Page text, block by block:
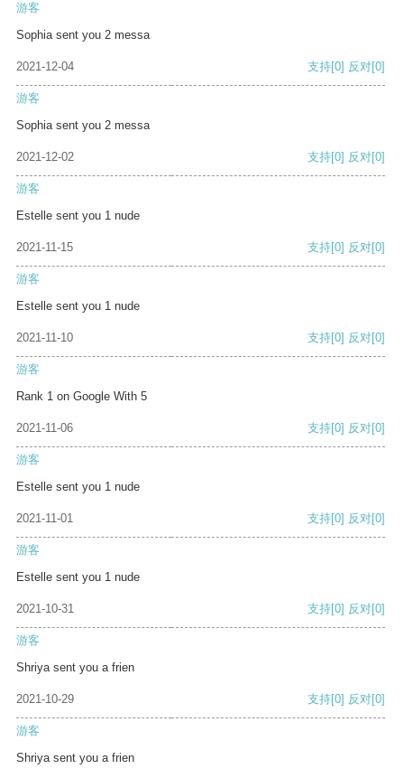
游客
Sophia sent you 2 messa
2021-12-04 支持[0] 反对[0]
游客
Sophia sent you 2 messa
2021-12-02 支持[0] 反对[0]
游客
Estelle sent you 1 nude
2021-11-15 支持[0] 反对[0]
游客
Estelle sent you 1 nude
2021-11-10 支持[0] 反对[0]
游客
Rank 1 on Google With 5
2021-11-06 支持[0] 反对[0]
游客
Estelle sent you 1 nude
2021-11-01 支持[0] 反对[0]
游客
Estelle sent you 1 nude
2021-10-31 支持[0] 反对[0]
游客
Shriya sent you a frien
2021-10-29 支持[0] 反对[0]
游客
Shriya sent you a frien